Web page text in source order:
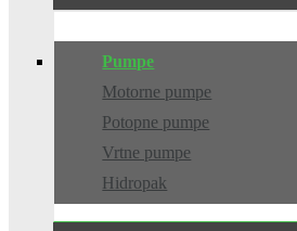
Pumpe
Motorne pumpe
Potopne pumpe
Vrtne pumpe
Hidropak